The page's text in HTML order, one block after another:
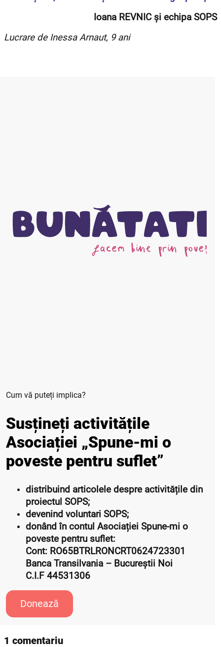
Ioana REVNIC și echipa SOPS
Lucrare de Inessa Arnaut, 9 ani
Cum vă puteți implica?
Susțineți activitățile
Asociației „Spune-mi o
poveste pentru suflet”
distribuind articolele despre activitățile din
proiectul SOPS;
devenind voluntari SOPS;
donând în contul Asociației Spune-mi o
poveste pentru suflet:
Cont: RO65BTRLRONCRT0624723301
Banca Transilvania – Bucureștii Noi
C.I.F 44531306
Donează
1 comentariu